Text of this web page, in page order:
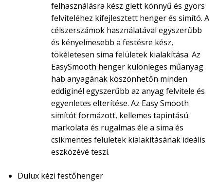
felhasználásra kész glett könnyű és gyors
felviteléhez kifejlesztett henger és simító. A
célszerszámok használatával egyszerűbb
és kényelmesebb a festésre kész,
tökéletesen sima felületek kialakítása. Az
EasySmooth henger különleges műanyag
hab anyagának köszönhetőn minden
eddiginél egyszerűbb az anyag felvitele és
egyenletes elterítése. Az Easy Smooth
simítót formázott, kellemes tapintású
markolata és rugalmas éle a sima és
csíkmentes felületek kialakításának ideális
eszközévé teszi.
Dulux kézi festőhenger